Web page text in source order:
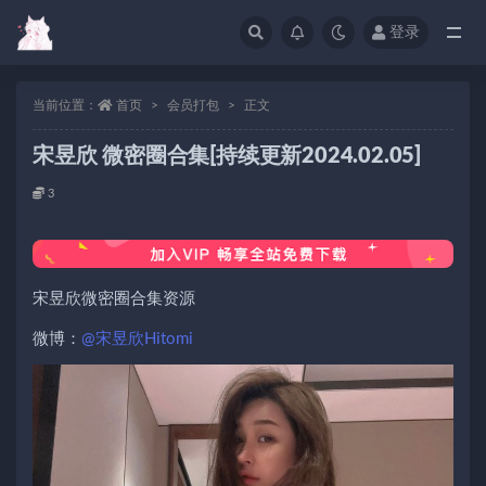
登录
当前位置： 首页 会员打包 正文
宋昱欣 微密圈合集[持续更新2024.02.05]
3
宋昱欣微密圈合集资源
微博： @宋昱欣Hitomi